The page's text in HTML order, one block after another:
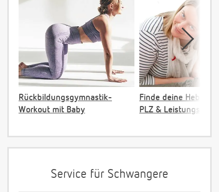
Rückbildungsgymnastik-
Workout mit Baby
Finde deine
PLZ &
Service für Schwangere